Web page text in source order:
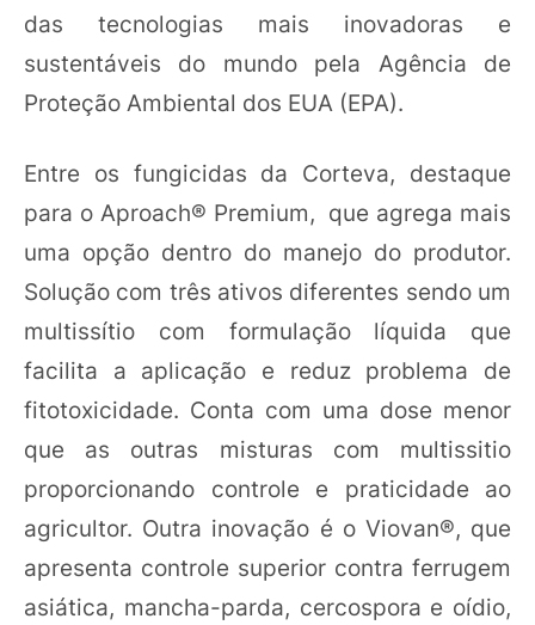
das tecnologias mais inovadoras e
sustentáveis do mundo pela Agência de
Proteção Ambiental dos EUA (EPA).
Entre os fungicidas da Corteva, destaque
para o Aproach® Premium, que agrega mais
uma opção dentro do manejo do produtor.
Solução com três ativos diferentes sendo um
multissítio com formulação líquida que
facilita a aplicação e reduz problema de
fitotoxicidade. Conta com uma dose menor
que as outras misturas com multissitio
proporcionando controle e praticidade ao
agricultor. Outra inovação é o Viovan®, que
apresenta controle superior contra ferrugem
asiática, mancha-parda, cercospora e oídio,